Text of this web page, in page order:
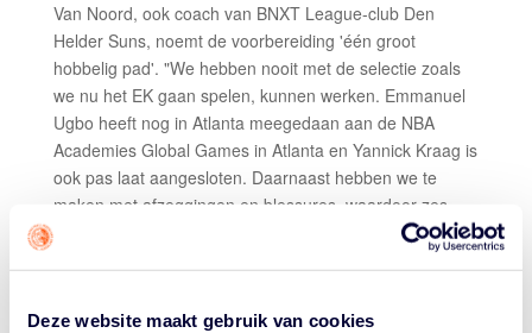
Deze website maakt gebruik van cookies
Van Noord, ook coach van BNXT League-club Den
Helder Suns, noemt de voorbereiding 'één groot
hobbelig pad'. "We hebben nooit met de selectie zoals
we nu het EK gaan spelen, kunnen werken. Emmanuel
Ugbo heeft nog in Atlanta meegedaan aan de NBA
Academies Global Games in Atlanta en Yannick Kraag is
ook pas laat aangesloten. Daarnaast hebben we te
maken met afzeggingen en blessures, waardoor zes
spelers van de beoogde twaalf selectiespelers niet
beschikbaar zijn. Maar je hebt soms ook geluk. Joryam
universiteit UNC Greensboro, maar bleek uiteindelijk